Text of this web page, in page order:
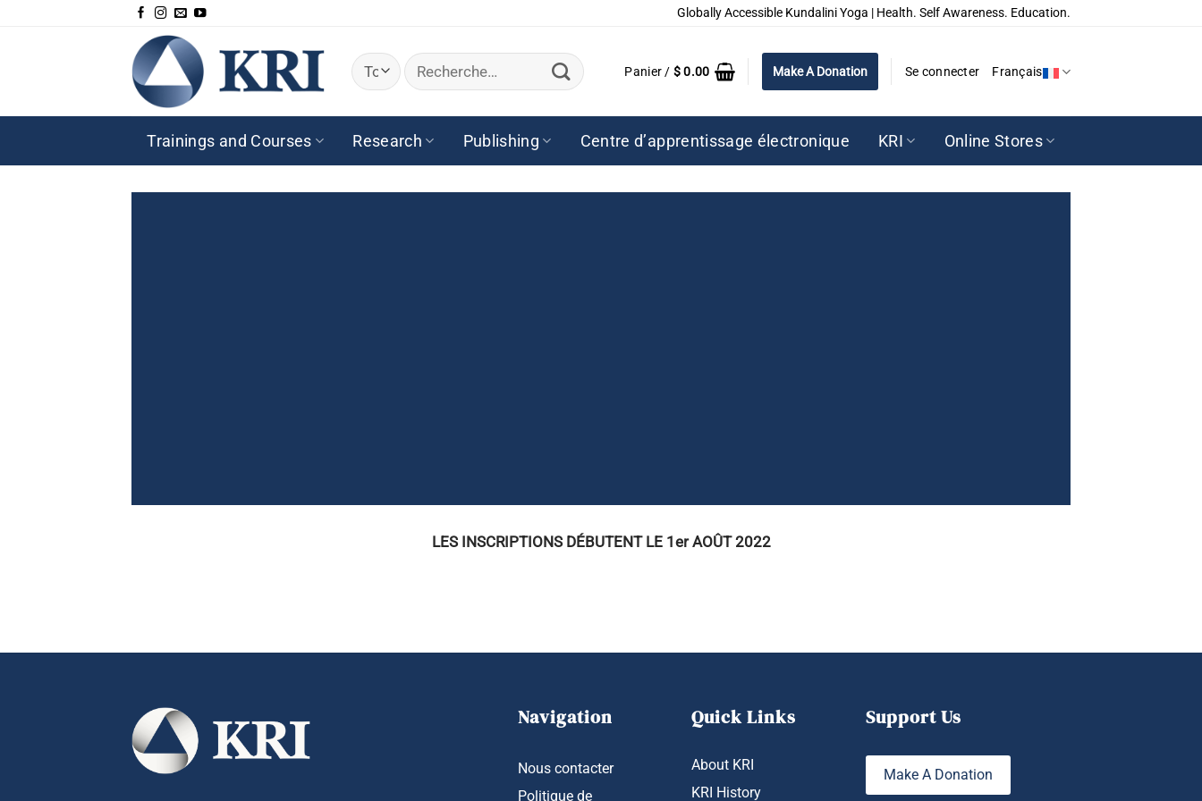
Globally Accessible Kundalini Yoga | Health. Self Awareness. Education.
Recherche
pour :
Panier / $0.00 Make A Donation Se connecter Français
Trainings and Courses Research Publishing Centre d’apprentissage électronique KRI Online Stores
LES INSCRIPTIONS DÉBUTENT LE 1er AOÛT 2022
Navigation
Nous contacter
Politique de
Quick Links
About KRI
KRI History
Support Us
Make A Donation